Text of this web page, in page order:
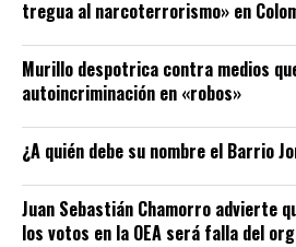
tregua al narcoterrorismo» en
Murillo despotrica contra medios
autoincriminación en «robos»
¿A quién debe su nombre el Barrio
Juan Sebastián Chamorro advierte
los votos en la OEA será falla del